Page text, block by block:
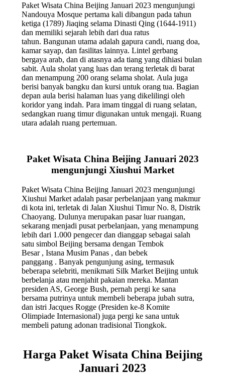
Paket Wisata China Beijing Januari 2023 mengunjungi
Nandouya Mosque pertama kali dibangun pada tahun
ketiga (1789) Jiaqing selama Dinasti Qing (1644-1911)
dan memiliki sejarah lebih dari dua ratus
tahun. Bangunan utama adalah gapura candi, ruang doa,
kamar sayap, dan fasilitas lainnya. Lintel gerbang
bergaya arab, dan di atasnya ada tiang yang dihiasi bulan
sabit. Aula sholat yang luas dan terang terletak di barat
dan menampung 200 orang selama sholat. Aula juga
berisi banyak bangku dan kursi untuk orang tua. Bagian
depan aula berisi halaman luas yang dikelilingi oleh
koridor yang indah. Para imam tinggal di ruang selatan,
sedangkan ruang timur digunakan untuk mengaji. Ruang
utara adalah ruang pertemuan.
Paket Wisata China Beijing Januari 2023
mengunjungi Xiushui Market
Paket Wisata China Beijing Januari 2023 mengunjungi
Xiushui Market adalah pasar perbelanjaan yang makmur
di kota ini, terletak di Jalan Xiushui Timur No. 8, Distrik
Chaoyang. Dulunya merupakan pasar luar ruangan,
sekarang menjadi pusat perbelanjaan, yang menampung
lebih dari 1.000 pengecer dan dianggap sebagai salah
satu simbol Beijing bersama dengan Tembok
Besar , Istana Musim Panas , dan bebek
panggang . Banyak pengunjung asing, termasuk
beberapa selebriti, menikmati Silk Market Beijing untuk
berbelanja atau menjahit pakaian mereka. Mantan
presiden AS, George Bush, pernah pergi ke sana
bersama putrinya untuk membeli beberapa jubah sutra,
dan istri Jacques Rogge (Presiden ke-8 Komite
Olimpiade Internasional) juga pergi ke sana untuk
membeli patung adonan tradisional Tiongkok.
Harga Paket Wisata China Beijing
Januari 2023